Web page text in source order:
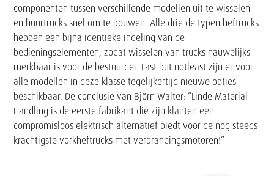
componenten tussen verschillende modellen uit te wisselen
en huurtrucks snel om te bouwen. Alle drie de typen heftrucks
hebben een bijna identieke indeling van de
bedieningselementen, zodat wisselen van trucks nauwelijks
merkbaar is voor de bestuurder. Last but notleast zijn er voor
alle modellen in deze klasse tegelijkertijd nieuwe opties
beschikbaar. De conclusie van Björn Walter: “Linde Material
Handling is de eerste fabrikant die zijn klanten een
compromisloos elektrisch alternatief biedt voor de nog steeds
krachtigste vorkheftrucks met verbrandingsmotoren!”